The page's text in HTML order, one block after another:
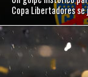
Copa Libertadores